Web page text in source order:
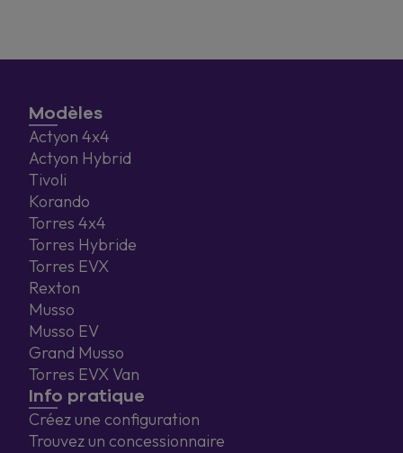
Modèles
Actyon 4x4
Actyon Hybrid
Tivoli
Korando
Torres 4x4
Torres Hybride
Torres EVX
Rexton
Musso
Musso EV
Grand Musso
Torres EVX Van
Info pratique
Créez une configuration
Trouvez un concessionnaire